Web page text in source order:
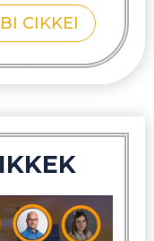
CIKKEI